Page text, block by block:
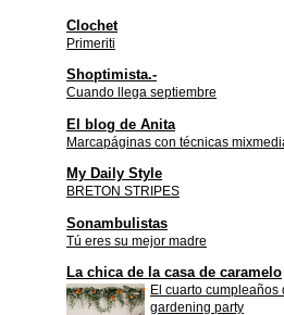
Clochet
Primeriti
Shoptimista.-
Cuando llega septiembre
El blog de Anita
Marcapáginas con técnicas
My Daily Style
BRETON STRIPES
Sonambulistas
Tú eres su mejor madre
La chica de la casa de caramelo
El cuarto cumpleaños
gardening party